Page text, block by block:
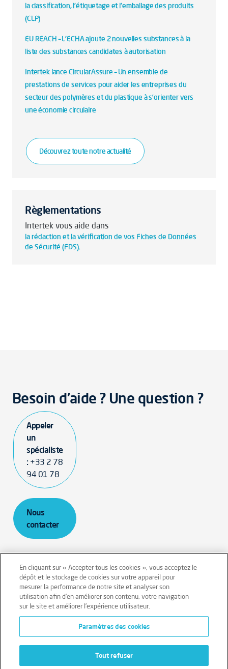
la classification, l'étiquetage et l'emballage des produits
(CLP)
EU REACH – L'ECHA ajoute 2 nouvelles substances à la
liste des substances candidates à autorisation
Intertek lance CircularAssure – Un ensemble de
prestations de services pour aider les entreprises du
secteur des polymères et du plastique à s’orienter vers
une économie circulaire
Découvrez toute notre actualité
Règlementations
Intertek vous aide dans
la rédaction et la vérification de vos Fiches de Données
de Sécurité (FDS).
Besoin d'aide ? Une question ?
Appeler
un
spécialiste
: +33 2 78
94 01 78
Nous
contacter
Mentions légales
Conditions générales
Données personnelles
Données personnelles – Volontaires
Cookies
En cliquant sur « Accepter tous les cookies », vous acceptez le
dépôt et le stockage de cookies sur votre appareil pour
mesurer la performance de notre site et analyser son
utilisation afin d’en améliorer son contenu, votre navigation
sur le site et améliorer l’expérience utilisateur.
Paramètres des cookies
Tout refuser